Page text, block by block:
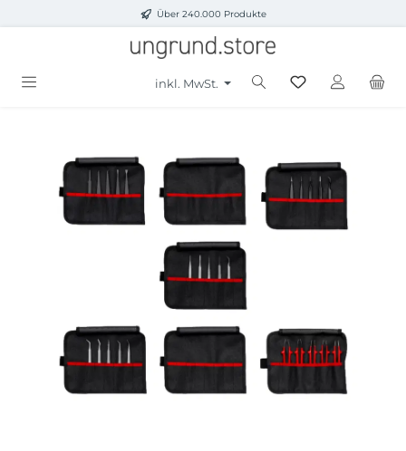
Zum Hauptinhalt springenÜber 240.000 Produkte
inkl. MwSt.